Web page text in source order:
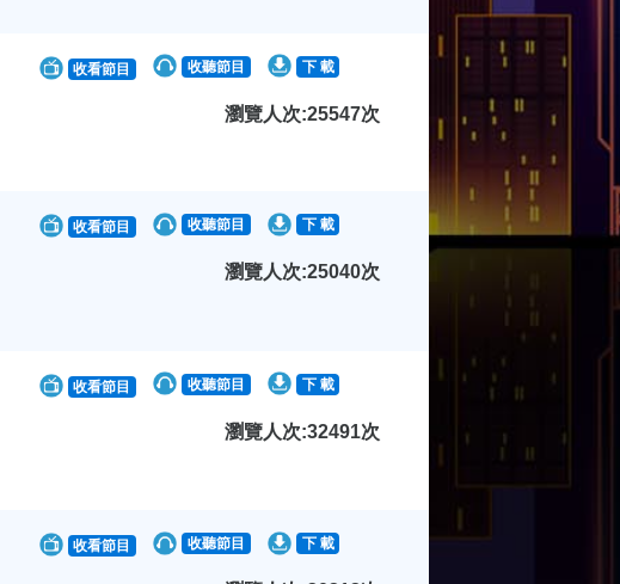
收看節目 收聽節目 下 載
瀏覽人次:25547次
收看節目 收聽節目 下 載
瀏覽人次:25040次
收看節目 收聽節目 下 載
瀏覽人次:32491次
收看節目 收聽節目 下 載